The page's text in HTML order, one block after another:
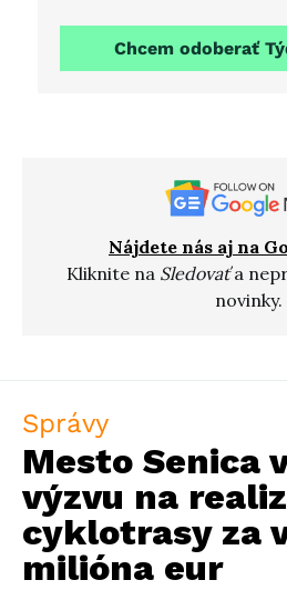
Chcem odoberať
Nájdete nás aj na
Kliknite na Sledovaťa
novinky.
Správy
Mesto Senica
výzvu na
cyklotrasy za
milióna eur